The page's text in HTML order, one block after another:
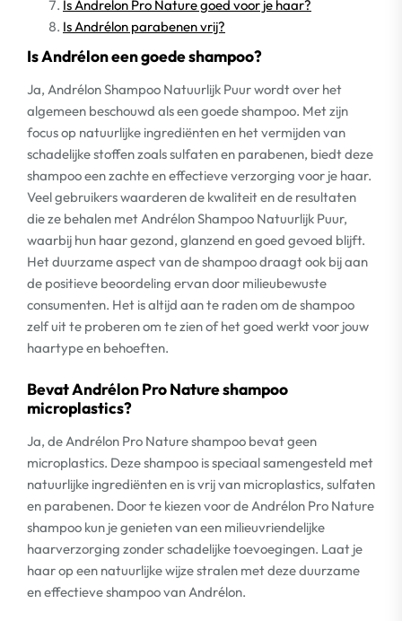
Is Andrelon Pro Nature goed voor je haar?
Is Andrélon parabenen vrij?
Is Andrélon een goede shampoo?
Ja, Andrélon Shampoo Natuurlijk Puur wordt over het
algemeen beschouwd als een goede shampoo. Met zijn
focus op natuurlijke ingrediënten en het vermijden van
schadelijke stoffen zoals sulfaten en parabenen, biedt deze
shampoo een zachte en effectieve verzorging voor je haar.
Veel gebruikers waarderen de kwaliteit en de resultaten
die ze behalen met Andrélon Shampoo Natuurlijk Puur,
waarbij hun haar gezond, glanzend en goed gevoed blijft.
Het duurzame aspect van de shampoo draagt ook bij aan
de positieve beoordeling ervan door milieubewuste
consumenten. Het is altijd aan te raden om de shampoo
zelf uit te proberen om te zien of het goed werkt voor jouw
haartype en behoeften.
Bevat Andrélon Pro Nature shampoo
microplastics?
Ja, de Andrélon Pro Nature shampoo bevat geen
microplastics. Deze shampoo is speciaal samengesteld met
natuurlijke ingrediënten en is vrij van microplastics, sulfaten
en parabenen. Door te kiezen voor de Andrélon Pro Nature
shampoo kun je genieten van een milieuvriendelijke
haarverzorging zonder schadelijke toevoegingen. Laat je
haar op een natuurlijke wijze stralen met deze duurzame
en effectieve shampoo van Andrélon.